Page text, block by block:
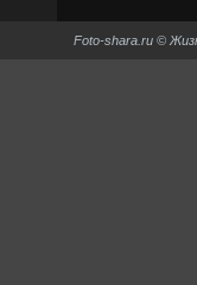
Foto-shara.ru ©